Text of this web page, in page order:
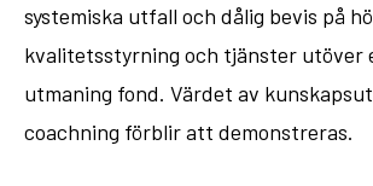
systemiska utfall och dålig bevis på
kvalitetsstyrning och tjänster utöver
utmaning fond. Värdet av
coachning förblir att demonstreras.